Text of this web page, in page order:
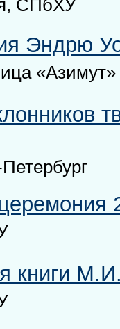
СПбХУ
Эндрю
«Азимут»
книги